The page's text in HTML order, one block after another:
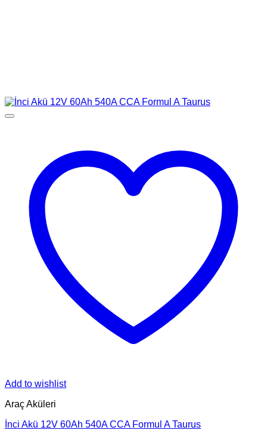
Add to wishlist
Araç Aküleri
İnci Akü 12V 60Ah 540A CCA Formul A Taurus